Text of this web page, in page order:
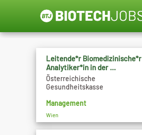
Leitende*r Biomedizinische*r
Analytiker*in in der ...
Österreichische
Gesundheitskasse
Management
Wien